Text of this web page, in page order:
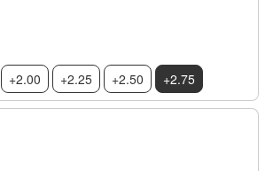
+2.00 +2.25 +2.50 +2.75